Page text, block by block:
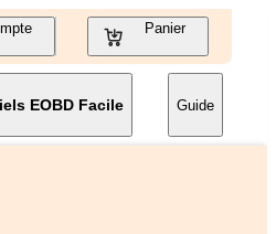
Panier
EOBD Facile Guide